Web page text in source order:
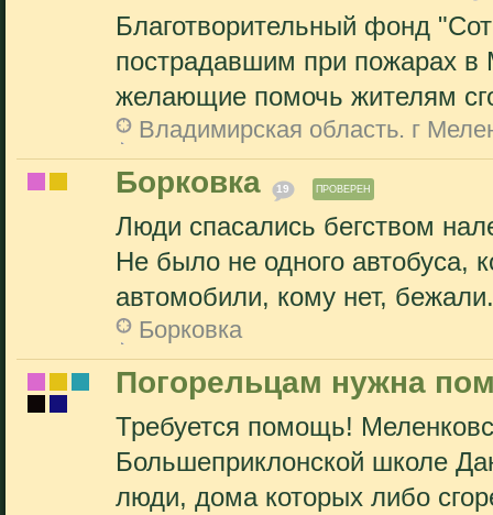
Благотворительный фонд
пострадавшим при пожарах
желающие помочь жителям
Владимирская область. г
Борковка 19 ПРОВЕРЕН
Люди спасались бегством
Не было не одного автобуса,
автомобили, кому нет,
Борковка
Погорельцам нужна
Требуется помощь!
Большеприклонской школе
люди, дома которых либо